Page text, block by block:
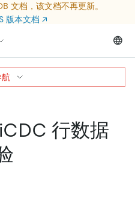
文档，该文档不再更新。
版本文档 ↗
行数据